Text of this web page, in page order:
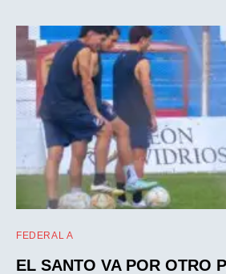
FEDERAL A
EL SANTO VA POR OTRO